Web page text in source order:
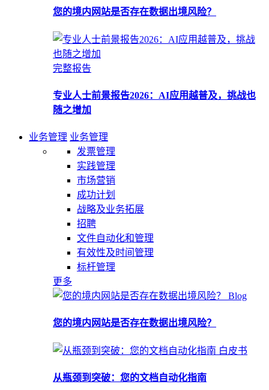
您的境内网站是否存在数据出境风险？
完整报告
专业人士前景报告2026：AI应用越普及，挑战也
随之增加
业务管理 业务管理
发票管理
实践管理
市场营销
成功计划
战略及业务拓展
招聘
文件自动化和管理
有效性及时间管理
标杆管理
更多
Blog
您的境内网站是否存在数据出境风险？
白皮书
从瓶颈到突破：您的文档自动化指南